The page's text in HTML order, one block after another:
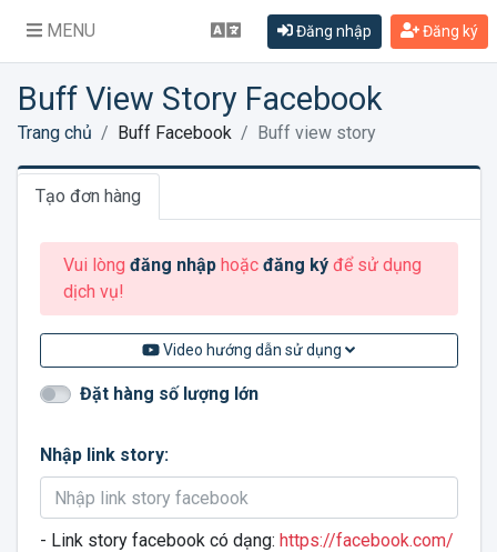
MENU Đăng nhập Đăng ký
Buff View Story Facebook
Trang chủ Buff Facebook Buff view story
Tạo đơn hàng
Vui lòng đăng nhậphoặc đăng kýđể sử dụng
dịch vụ!
Video hướng dẫn sử dụng
Đặt hàng số lượng lớn
Nhập link story:
- Link story facebook có dạng: https://facebook.com/